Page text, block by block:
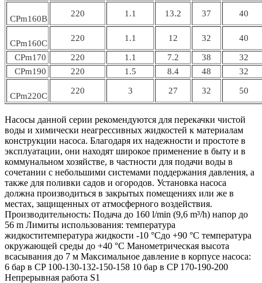
CPm160B
220 1.1 13.2 37 40
CPm160C
220 1.1 12 32 40
CPm170 220 1.1 7.2 38
32
CPm190
220 1.5 8.4 48 32
CPm220С
220 3 27 32 50
Насосы данной серии рекомендуются для перекачки чистой
воды и химически неагрессивных жидкостей к материалам
конструкции насоса. Благодаря их надежности и простоте в
эксплуатации, они находят широкое применение в быту и в
коммунальном хозяйстве, в частности для подачи воды в
сочетании с небольшими системами поддержания давления, а
также для поливки садов и огородов. Установка насоса
должна производиться в закрытых помещениях или же в
местах, защищенных от атмосферного воздействия.
Производительность: Подача до 160 l/min (9,6 m³/h) напор до
56 m Лимиты использования: температура
жидкоститемпература жидкости -10 °Cдо +90 °C температура
окружающей среды до +40 °C Манометрическая высота
всасывания до 7 м Максимальное давление в корпусе насоса:
6 бар в CP 100-130-132-150-158 10 бар в CP 170-190-200
Непрерывная работа S1